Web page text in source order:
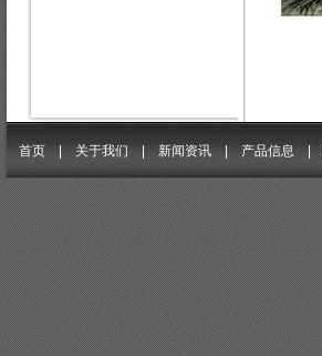
首页 |关于我们 |新闻资讯 | 产品信息|